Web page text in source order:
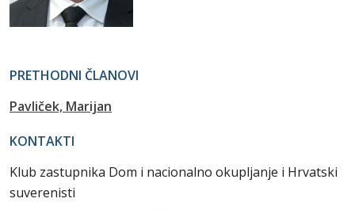
PRETHODNI ČLANOVI
Pavliček, Marijan
KONTAKTI
Klub zastupnika Dom i nacionalno okupljanje i Hrvatski
suverenisti